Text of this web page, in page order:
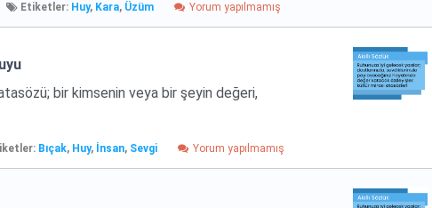
Etiketler: Huy, Kara, Üzüm Yorum yapılmamış
bir kimsenin veya bir şeyin değeri,
Bıçak, Huy, İnsan, Sevgi Yorum yapılmamış